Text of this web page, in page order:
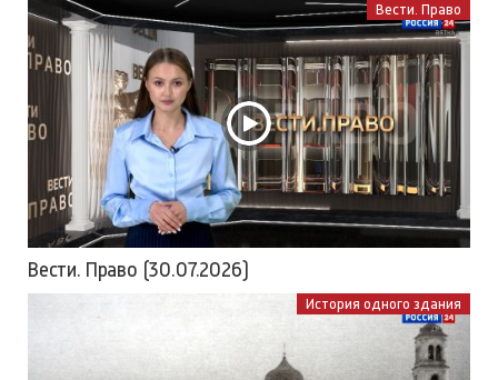
Вести. Право
Вести. Право (30.07.2026)
История одного здания